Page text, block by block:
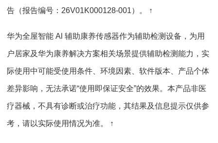
告（报告编号：26V01K000128-001）。 ↑
华为全屋智能 Al 辅助康养传感器作为辅助检测设备，为用
户居家及华为康养解决方案相关场景提供辅助检测能力，实
际使用中可能受使用条件、环境因素、软件版本、产品个体
差异影响，无法承诺“使用即保证安全”的效果。本产品非医
疗器械，不具有诊断或治疗功能，其结果及信息提示仅供参
考，请以实际使用情况为准。 ↑